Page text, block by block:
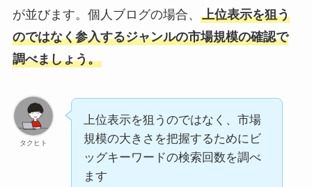
が並びます。個人ブログの場合、 上位表示を狙う
のではなく参入するジャンルの市場規模の確認で
調べましょう。
タクヒト
上位表示を狙うのではなく、市場
規模の大きさを把握するためにビ
ッグキーワードの検索回数を調べ
ます